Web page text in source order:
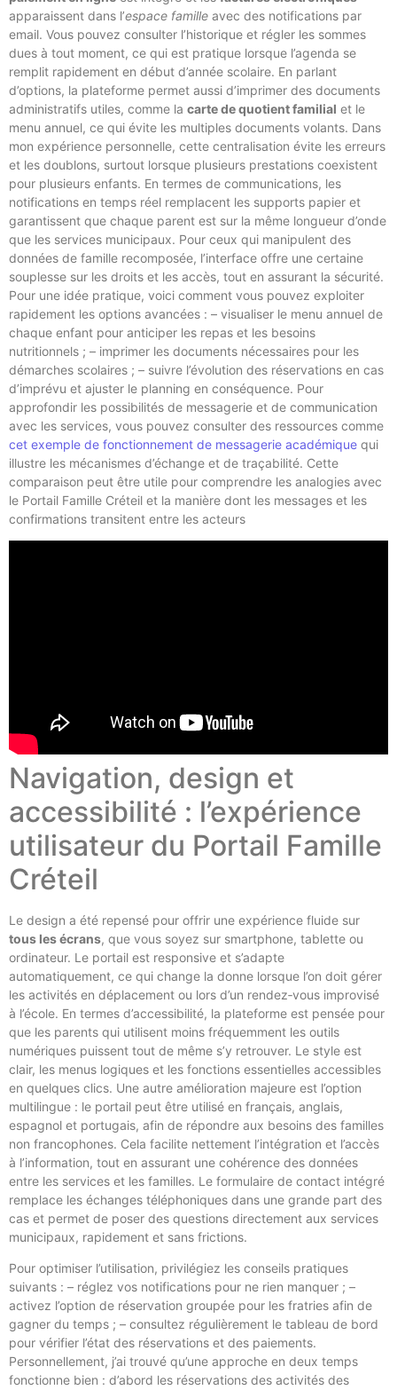
apparaissent dans l’espace famille avec des notifications par
email. Vous pouvez consulter l’historique et régler les sommes
dues à tout moment, ce qui est pratique lorsque l’agenda se
remplit rapidement en début d’année scolaire. En parlant
d’options, la plateforme permet aussi d’imprimer des documents
administratifs utiles, comme la carte de quotient familial et le
menu annuel, ce qui évite les multiples documents volants. Dans
mon expérience personnelle, cette centralisation évite les erreurs
et les doublons, surtout lorsque plusieurs prestations coexistent
pour plusieurs enfants. En termes de communications, les
notifications en temps réel remplacent les supports papier et
garantissent que chaque parent est sur la même longueur d’onde
que les services municipaux. Pour ceux qui manipulent des
données de famille recomposée, l’interface offre une certaine
souplesse sur les droits et les accès, tout en assurant la sécurité.
Pour une idée pratique, voici comment vous pouvez exploiter
rapidement les options avancées : – visualiser le menu annuel de
chaque enfant pour anticiper les repas et les besoins
nutritionnels ; – imprimer les documents nécessaires pour les
démarches scolaires ; – suivre l’évolution des réservations en cas
d’imprévu et ajuster le planning en conséquence. Pour
approfondir les possibilités de messagerie et de communication
avec les services, vous pouvez consulter des ressources comme
cet exemple de fonctionnement de messagerie académique qui
illustre les mécanismes d’échange et de traçabilité. Cette
comparaison peut être utile pour comprendre les analogies avec
le Portail Famille Créteil et la manière dont les messages et les
confirmations transitent entre les acteurs
Navigation, design et
accessibilité : l’expérience
utilisateur du Portail Famille
Créteil
Le design a été repensé pour offrir une expérience fluide sur
tous les écrans, que vous soyez sur smartphone, tablette ou
ordinateur. Le portail est responsive et s’adapte
automatiquement, ce qui change la donne lorsque l’on doit gérer
les activités en déplacement ou lors d’un rendez‑vous improvisé
à l’école. En termes d’accessibilité, la plateforme est pensée pour
que les parents qui utilisent moins fréquemment les outils
numériques puissent tout de même s’y retrouver. Le style est
clair, les menus logiques et les fonctions essentielles accessibles
en quelques clics. Une autre amélioration majeure est l’option
multilingue : le portail peut être utilisé en français, anglais,
espagnol et portugais, afin de répondre aux besoins des familles
non francophones. Cela facilite nettement l’intégration et l’accès
à l’information, tout en assurant une cohérence des données
entre les services et les familles. Le formulaire de contact intégré
remplace les échanges téléphoniques dans une grande part des
cas et permet de poser des questions directement aux services
municipaux, rapidement et sans frictions.
Pour optimiser l’utilisation, privilégiez les conseils pratiques
suivants : – réglez vos notifications pour ne rien manquer ; –
activez l’option de réservation groupée pour les fratries afin de
gagner du temps ; – consultez régulièrement le tableau de bord
pour vérifier l’état des réservations et des paiements.
Personnellement, j’ai trouvé qu’une approche en deux temps
fonctionne bien : d’abord les réservations des activités des